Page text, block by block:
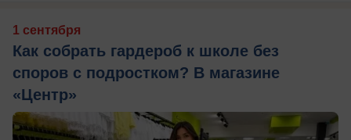
1 сентября
Как собрать гардероб к школе без
споров с подростком? В магазине
«Центр»